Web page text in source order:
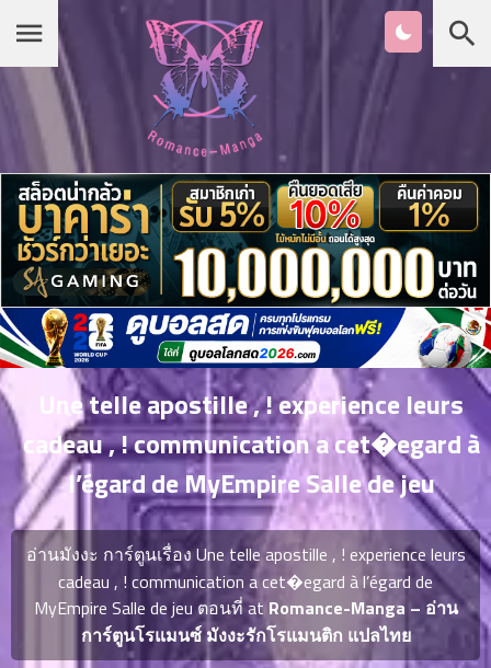
หน้าแรก
หมวดมังงะ
รายชื่อมังงะ Romance
เกาหลี
จีน
ญี่ปุ่น
จบแล้ว
Une telle apostille , ! experience leurs
cadeau , ! communication a cet�egard à
l’égard de MyEmpire Salle de jeu
อ่านมังงะ การ์ตูนเรื่อง Une telle apostille , ! experience leurs
cadeau , ! communication a cet�egard à l’égard de
MyEmpire Salle de jeu ตอนที่ atRomance-Manga – อ่าน
การ์ตูนโรแมนซ์ มังงะรักโรแมนติก แปลไทย
Chapter
List
ตอน
น
2
ตอน
ที่
น
3
ตอน
ที่
ม
ตอน
ที่
5
ตอน
ที่
ตอน
น